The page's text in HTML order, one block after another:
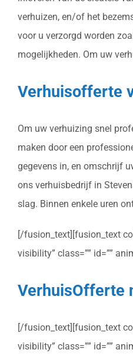
verhuizen, en/of het
voor u verzorgd worden
mogelijkheden. Om uw
Verhuisofferte
Om uw verhuizing snel
maken door een
gegevens in, en omschrijf
ons verhuisbedrijf in
slag. Binnen enkele uren
[/fusion_text][fusion_text
visibility” class=”” id=””
VerhuisOfferte
[/fusion_text][fusion_text
visibility” class=”” id=””